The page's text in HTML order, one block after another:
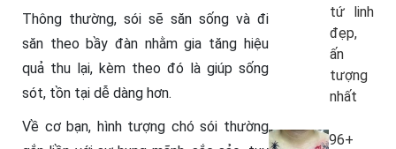
Thông thường, sói sẽ săn sống và đi
săn theo bầy đàn nhằm gia tăng hiệu
quả thu lại, kèm theo đó là giúp sống
sót, tồn tại dễ dàng hơn.
Về cơ bạn, hình tượng chó sói thường
tứ linh
đẹp,
ấn
tượng
nhất
96+